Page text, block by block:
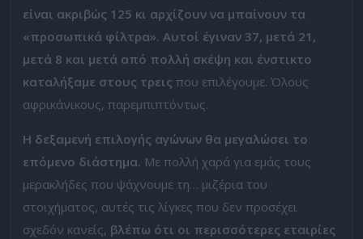
είναι ακριβώς 125 κι αρχίζουν να μπαίνουν τα
«προσωπικά φίλτρα». Αυτοί έγιναν 37, μετά 21,
μετά 8 και μετά από πολλή σκέψη και ένστικτο
καταλήξαμε στους τρεις που επιλέγουμε. Όλους
αφρικάνικους, παρεμπιπτόντως.
Η δεξαμενή επιλογής αγώνων θα μεγαλώσει το
επόμενο διάστημα. Με πολλή χαρά για εμάς τους
μερακλήδες που ψάχνουμε τη… μιζέρια του
στοιχήματος, αυτές τις λίγκες που δεν προσέχει
σχεδόν κανείς, βλέπω ότι οι περισσότερες εταιρίες